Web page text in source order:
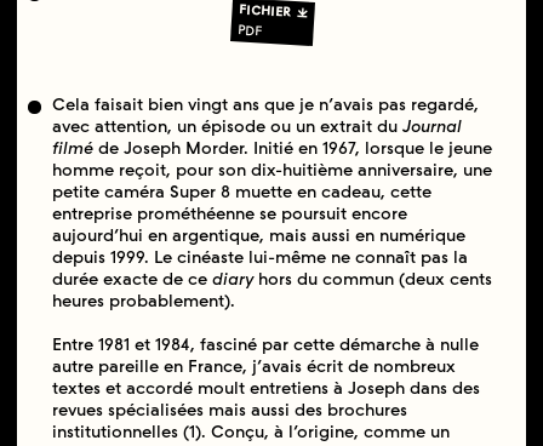
FICHIER
PDF
Cela faisait bien vingt ans que je n’avais pas regardé,
avec attention, un épisode ou un extrait du Journal
filméde Joseph Morder. Initié en 1967, lorsque le jeune
homme reçoit, pour son dix-huitième anniversaire, une
petite caméra Super 8 muette en cadeau, cette
entreprise prométhéenne se poursuit encore
aujourd’hui en argentique, mais aussi en numérique
depuis 1999. Le cinéaste lui-même ne connaît pas la
durée exacte de ce diaryhors du commun (deux cents
heures probablement).
Entre 1981 et 1984, fasciné par cette démarche à nulle
autre pareille en France, j’avais écrit de nombreux
textes et accordé moult entretiens à Joseph dans des
revues spécialisées mais aussi des brochures
institutionnelles (1). Conçu, à l’origine, comme un